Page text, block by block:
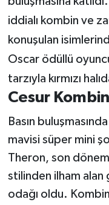
iddialı kombin ve
konuşulan
Oscar ödüllü
tarzıyla kırmızı
Cesur
Basın
mavisi süper mini
Theron, son
stilinden ilham
odağı oldu.